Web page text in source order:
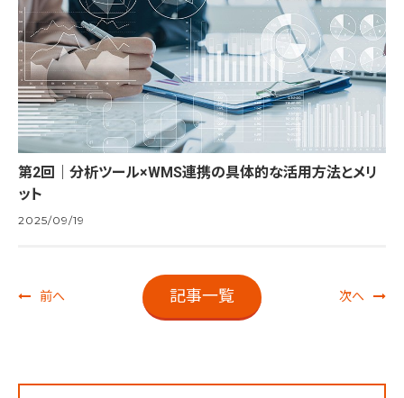
第2回｜分析ツール×WMS連携の具体的な活用方法とメリ
ット
2025/09/19
前へ 記事一覧 次へ